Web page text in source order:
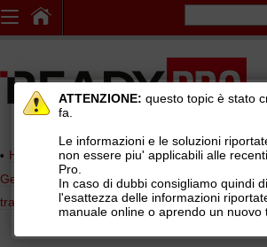
Home page> AREE DI SUPPORTO
Gestionale Ready Pro>Logistica, lotti e
tracking
Distinte di spedizione vettori (BRT,
ATTENZIONE: questo topic è stato
fa.
Le informazioni e le soluzioni
non essere piu' applicabili alle
Pro.
In caso di dubbi consigliamo quindi
l'esattezza delle informazioni
manuale online o aprendo un nuovo